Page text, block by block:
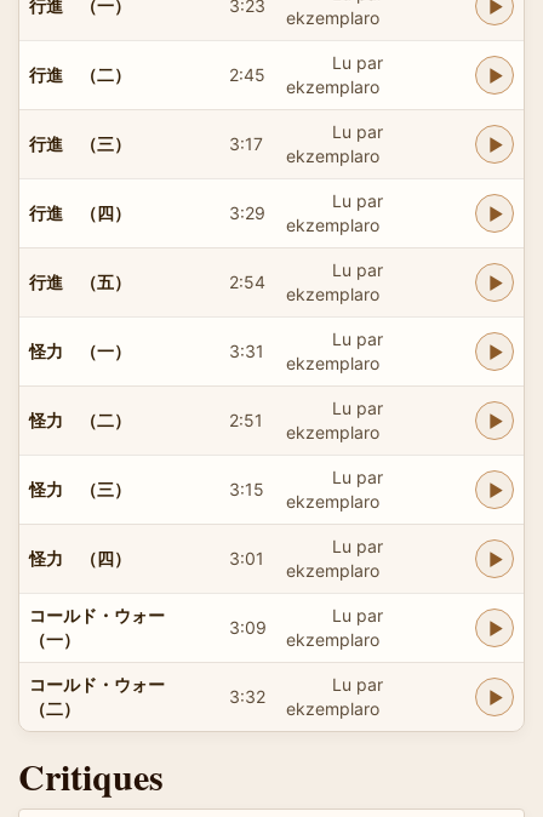
行進 （一） 3:23
ekzemplaro
行進 （二） 2:45
Lu par
ekzemplaro
行進 （三） 3:17
Lu par
ekzemplaro
行進 （四） 3:29
Lu par
ekzemplaro
行進 （五） 2:54
Lu par
ekzemplaro
怪力 （一） 3:31
Lu par
ekzemplaro
怪力 （二） 2:51
Lu par
ekzemplaro
怪力 （三） 3:15
Lu par
ekzemplaro
怪力 （四） 3:01
Lu par
ekzemplaro
コールド・ウォー
（一）
3:09
Lu par
ekzemplaro
コールド・ウォー
（二）
3:32
Lu par
ekzemplaro
Critiques